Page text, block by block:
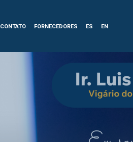
CONTATO FORNECEDORES ES EN